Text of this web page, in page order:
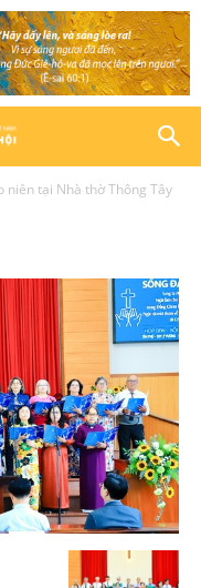
niên tại Nhà thờ Thông Tây